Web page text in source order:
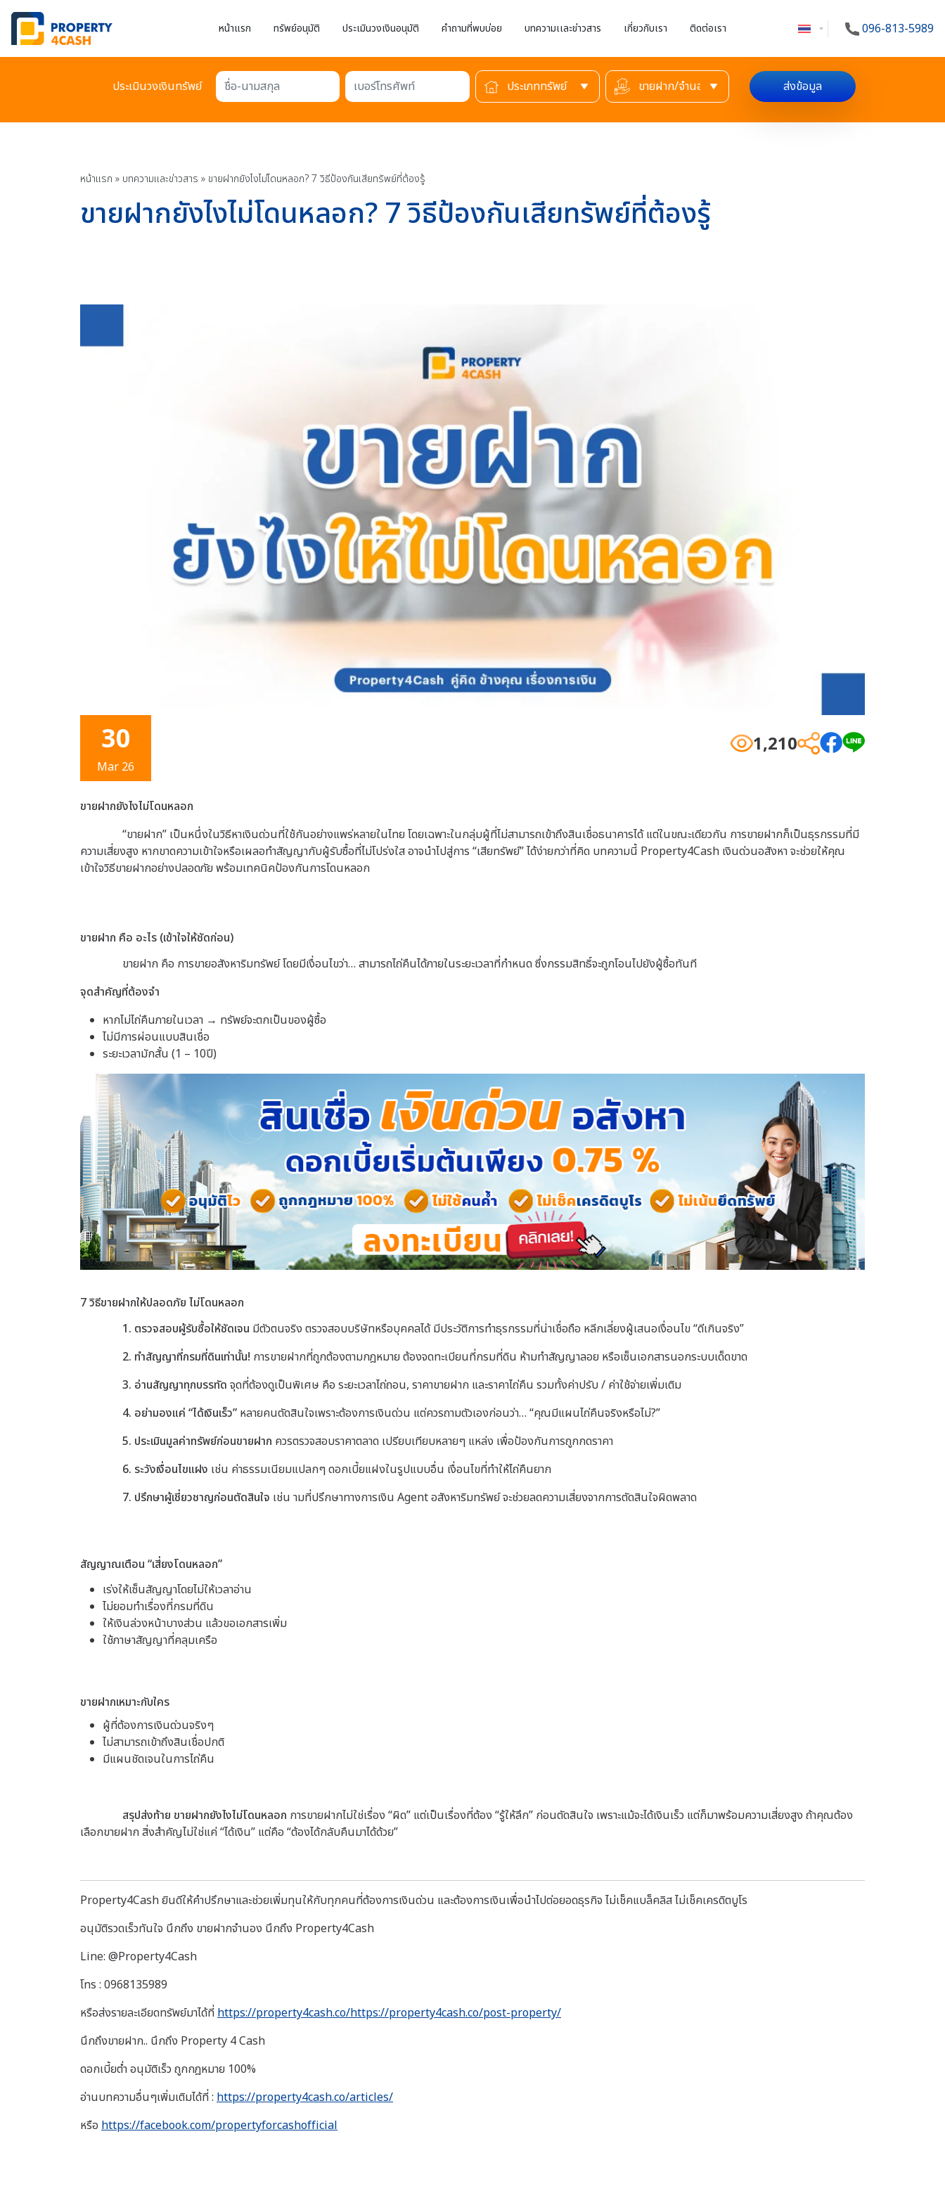
หน้าแรก ทรัพย์อนุมัติ ประเมินวงเงินอนุมัติ คำถามที่พบบ่อย บทความเเละข่าวสาร เกี่ยวกับเรา ติดต่อเรา 096-813-5989
ประเมินวงเงินทรัพย์ ชื่อ-นามสกุล เบอร์โทรศัพท์ ส่งข้อมูล
หน้าแรก » บทความเเละข่าวสาร » ขายฝากยังไงไม่โดนหลอก? 7 วิธีป้องกันเสียทรัพย์ที่ต้องรู้
ขายฝากยังไงไม่โดนหลอก? 7 วิธีป้องกันเสียทรัพย์ที่ต้องรู้
30
Mar 26
1,210
ขายฝากยังไงไม่โดนหลอก
“ขายฝาก” เป็นหนึ่งในวิธีหาเงินด่วนที่ใช้กันอย่างแพร่หลายในไทย โดยเฉพาะในกลุ่มผู้ที่ไม่สามารถเข้าถึงสินเชื่อธนาคารได้ แต่ในขณะเดียวกัน การขายฝากก็เป็นธุรกรรมที่มี
ความเสี่ยงสูง หากขาดความเข้าใจหรือเผลอทำสัญญากับผู้รับซื้อที่ไม่โปร่งใส อาจนำไปสู่การ “เสียทรัพย์” ได้ง่ายกว่าที่คิด บทความนี้ Property4Cash เงินด่วนอสังหา จะช่วยให้คุณ
เข้าใจวิธีขายฝากอย่างปลอดภัย พร้อมเทคนิคป้องกันการโดนหลอก
ขายฝาก คือ อะไร (เข้าใจให้ชัดก่อน)
ขายฝาก คือ การขายอสังหาริมทรัพย์ โดยมีเงื่อนไขว่า… สามารถไถ่คืนได้ภายในระยะเวลาที่กำหนด ซึ่งกรรมสิทธิ์จะถูกโอนไปยังผู้ซื้อทันที
จุดสำคัญที่ต้องจำ
หากไม่ไถ่คืนภายในเวลา → ทรัพย์จะตกเป็นของผู้ซื้อ
ไม่มีการผ่อนแบบสินเชื่อ
ระยะเวลามักสั้น (1 – 10ปี)
7 วิธีขายฝากให้ปลอดภัย ไม่โดนหลอก
1. ตรวจสอบผู้รับซื้อให้ชัดเจน มีตัวตนจริง ตรวจสอบบริษัทหรือบุคคลได้มีประวัติการทำธุรกรรมที่น่าเชื่อถือ หลีกเลี่ยงผู้เสนอเงื่อนไข “ดีเกินจริง”
2. ทำสัญญาที่กรมที่ดินเท่านั้น! การขายฝากที่ถูกต้องตามกฎหมาย ต้องจดทะเบียนที่กรมที่ดิน ห้ามทำสัญญาลอย หรือเซ็นเอกสารนอกระบบเด็ดขาด
3. อ่านสัญญาทุกบรรทัด จุดที่ต้องดูเป็นพิเศษ คือ ระยะเวลาไถ่ถอน, ราคาขายฝาก และราคาไถ่คืน รวมทั้งค่าปรับ / ค่าใช้จ่ายเพิ่มเติม
4. อย่ามองแค่ “ได้เงินเร็ว” หลายคนตัดสินใจเพราะต้องการเงินด่วน แต่ควรถามตัวเองก่อนว่า… “คุณมีแผนไถ่คืนจริงหรือไม่?”
5. ประเมินมูลค่าทรัพย์ก่อนขายฝาก ควรตรวจสอบราคาตลาด เปรียบเทียบหลายๆ แหล่ง เพื่อป้องกันการถูกกดราคา
6. ระวังเงื่อนไขแฝง เช่น ค่าธรรมเนียมแปลกๆ ดอกเบี้ยแฝงในรูปแบบอื่น เงื่อนไขที่ทำให้ไถ่คืนยาก
7. ปรึกษาผู้เชี่ยวชาญก่อนตัดสินใจ เช่น ามที่ปรึกษาทางการเงิน Agent อสังหาริมทรัพย์ จะช่วยลดความเสี่ยงจากการตัดสินใจผิดพลาด
สัญญาณเตือน “เสี่ยงโดนหลอก”
เร่งให้เซ็นสัญญาโดยไม่ให้เวลาอ่าน
ไม่ยอมทำเรื่องที่กรมที่ดิน
ให้เงินล่วงหน้าบางส่วน แล้วขอเอกสารเพิ่ม
ใช้ภาษาสัญญาที่คลุมเครือ
ขายฝากเหมาะกับใคร
ผู้ที่ต้องการเงินด่วนจริงๆ
ไม่สามารถเข้าถึงสินเชื่อปกติ
มีแผนชัดเจนในการไถ่คืน
สรุปส่งท้าย ขายฝากยังไงไม่โดนหลอก การขายฝากไม่ใช่เรื่อง “ผิด” แต่เป็นเรื่องที่ต้อง “รู้ให้ลึก” ก่อนตัดสินใจ เพราะแม้จะได้เงินเร็ว แต่ก็มาพร้อมความเสี่ยงสูง ถ้าคุณต้อง
เลือกขายฝาก สิ่งสำคัญไม่ใช่แค่ “ได้เงิน” แต่คือ “ต้องได้กลับคืนมาได้ด้วย”
Property4Cash ยินดีให้คำปรึกษาและช่วยเพิ่มทุนให้กับทุกคนที่ต้องการเงินด่วน และต้องการเงินเพื่อนำไปต่อยอดธุรกิจ ไม่เช็คแบล็คลิส ไม่เช็คเครดิตบูโร
อนุมัติรวดเร็วทันใจ นึกถึง ขายฝากจำนอง นึกถึง Property4Cash
Line: @Property4Cash
โทร : 0968135989
หรือส่งรายละเอียดทรัพย์มาได้ที่https://property4cash.co/https://property4cash.co/post-property/
นึกถึงขายฝาก.. นึกถึง Property 4 Cash
ดอกเบี้ยต่ำ อนุมัติเร็ว ถูกกฎหมาย 100%
อ่านบทความอื่นๆเพิ่มเติมได้ที่ : https://property4cash.co/articles/
หรือ https://facebook.com/propertyforcashofficial